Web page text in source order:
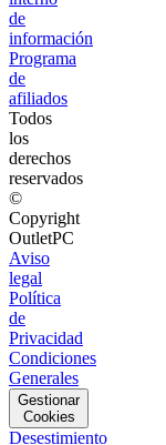
de
información
Programa
de
afiliados
Todos
los
derechos
reservados
©
Copyright
OutletPC
Aviso
legal
Política
de
Privacidad
Condiciones
Generales
Gestionar
Cookies
Desestimiento